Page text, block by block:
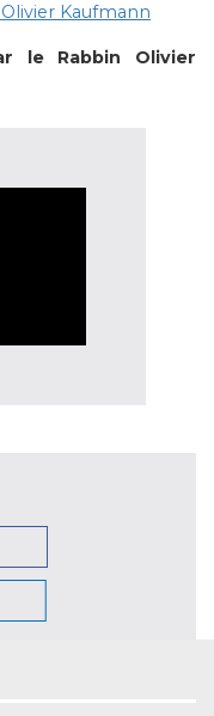
Kaufmann
le Rabbin Olivier